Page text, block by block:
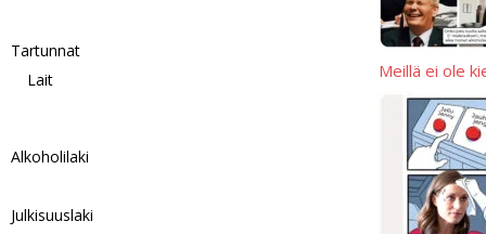
Meillä ei ole
Tartunnat
Lait
Alkoholilaki
Julkisuuslaki